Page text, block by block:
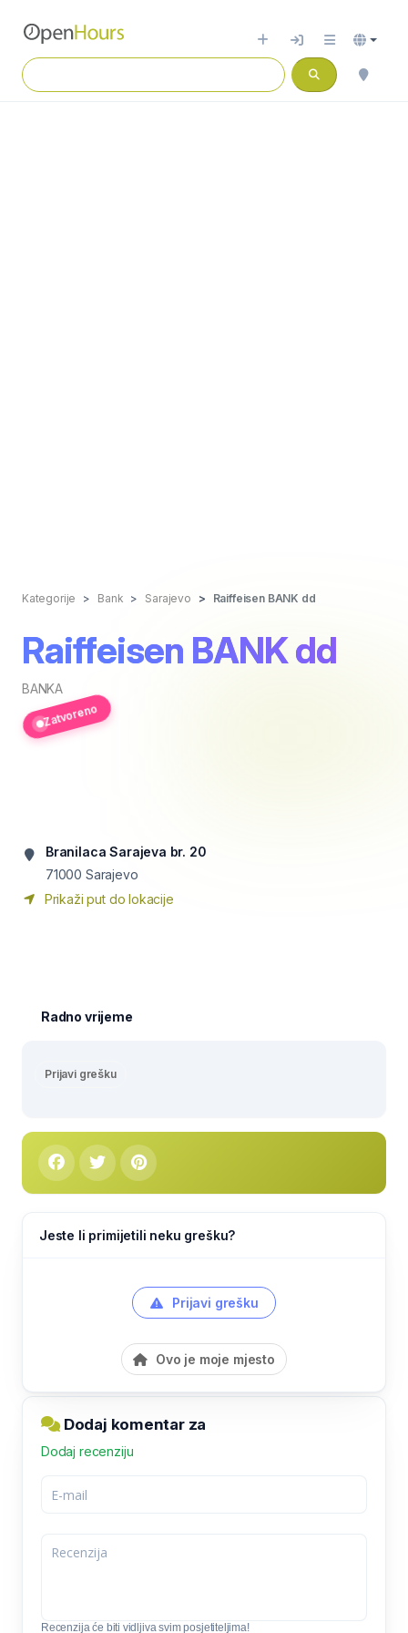
Kategorije Bank Sarajevo Raiffeisen BANK dd
Raiffeisen BANK dd
BANKA
Zatvoreno
Branilaca Sarajeva br. 20
71000 Sarajevo
Prikaži put do lokacije
Radno vrijeme
Prijavi grešku
Jeste li primijetili neku grešku?
Prijavi grešku
Ovo je moje mjesto
Dodaj komentar za
Dodaj recenziju
Recenzija će biti vidljiva svim posjetiteljima!